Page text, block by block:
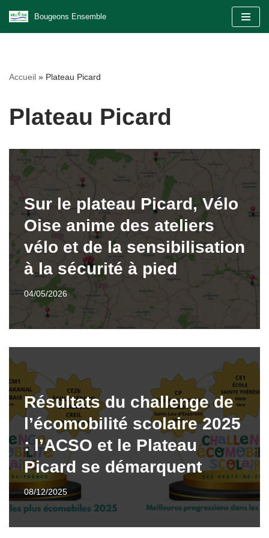
Aller
Bougeons Ensemble
Accueil » Plateau Picard
Plateau Picard
Sur le plateau Picard, Vélo
Oise anime des ateliers
vélo et de la sensibilisation
à la sécurité à pied
04/05/2026
Résultats du challenge de
l’écomobilité scolaire 2025
: l’ACSO et le Plateau
Picard se démarquent
08/12/2025